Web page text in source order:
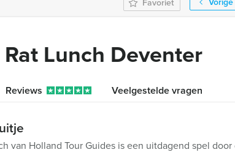
Favoriet
Lunch Deventer
Reviews Veelgestelde vragen
van Holland Tour Guides is een uitdagend spel door